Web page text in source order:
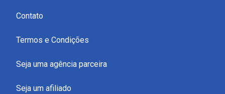
Contato
Termos e Condições
Seja uma agência parceira
Seja um afiliado